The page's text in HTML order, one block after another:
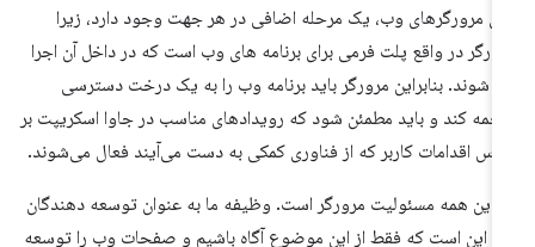
مرورگرهای وب، یک مرحله اضافی در هر جهت وجود دارد، زیرا
در واقع پلت فرمی برای برنامه های وب است که در داخل آن اجرا
شوند. بنابراین مرورگر باید برنامه وب را به یک درخت دسترسی
کند و باید مطمئن شود که رویدادهای مناسب در جاوا اسکریپت بر
اقدامات کاربر که از فناوری کمکی به دست می‌آیند فعال می‌شوند.
این همه مسئولیت مرورگر است. وظیفه ما به عنوان توسعه دهندگان
این است که فقط از این موضوع آگاه باشیم و صفحات وب را توسعه